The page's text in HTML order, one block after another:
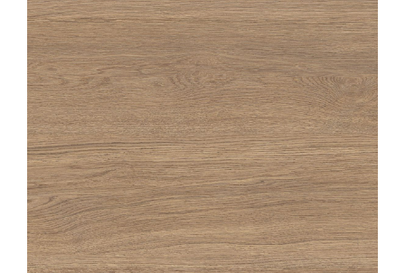
OAKA
MIEL
20X180 20X120
OAKA